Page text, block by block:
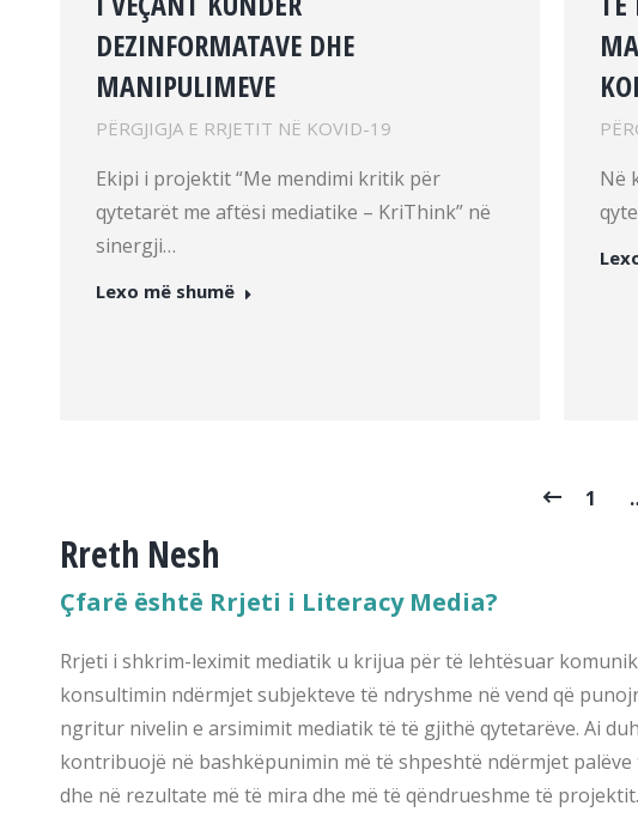
DEZINFORMATAVE DHE
MANIPULIMEVE
PËRGJIGJA E RRJETIT NË KOVID-19
Ekipi i projektit “Me mendimi kritik për
qytetarët me aftësi mediatike – KriThink” në
sinergji…
Lexo më shumë
Në
1
Rreth Nesh
Çfarë është Rrjeti i Literacy Media?
Rrjeti i shkrim-leximit mediatik u krijua për të lehtësuar
konsultimin ndërmjet subjekteve të ndryshme në vend që
ngritur nivelin e arsimimit mediatik të të gjithë qytetarëve. Ai
kontribuojë në bashkëpunimin më të shpeshtë ndërmjet
dhe në rezultate më të mira dhe më të qëndrueshme të projektit.